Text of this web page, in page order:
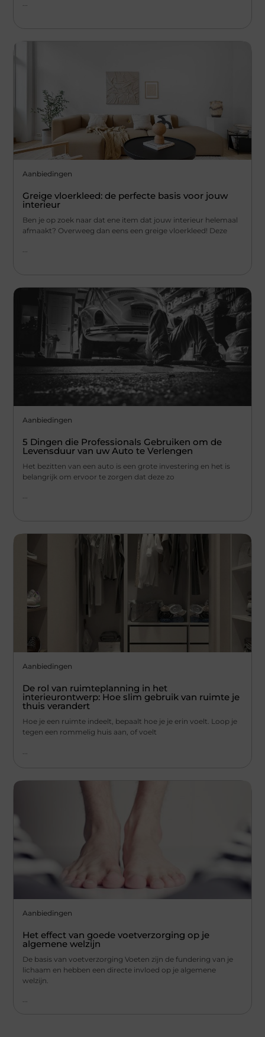
Aanbiedingen
Greige vloerkleed: de perfecte basis voor jouw
interieur
Ben je op zoek naar dat ene item dat jouw interieur helemaal
afmaakt? Overweeg dan eens een greige vloerkleed! Deze
Aanbiedingen
5 Dingen die Professionals Gebruiken om de
Levensduur van uw Auto te Verlengen
Het bezitten van een auto is een grote investering en het is
belangrijk om ervoor te zorgen dat deze zo
...
Aanbiedingen
De rol van ruimteplanning in het
interieurontwerp: Hoe slim gebruik van ruimte je
thuis verandert
Hoe je een ruimte indeelt, bepaalt hoe je je erin voelt. Loop je
tegen een rommelig huis aan, of voelt
Aanbiedingen
Het effect van goede voetverzorging op je
algemene welzijn
De basis van voetverzorging Voeten zijn de fundering van je
lichaam en hebben een directe invloed op je algemene
welzijn.
...